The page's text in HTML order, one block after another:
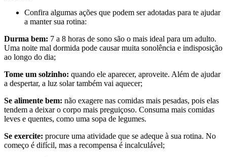
Confira algumas ações que podem ser adotadas para te ajudar
a manter sua rotina:
Durma bem: 7 a 8 horas de sono são o mais ideal para um adulto.
Uma noite mal dormida pode causar muita sonolência e indisposição
ao longo do dia;
Tome um solzinho: quando ele aparecer, aproveite. Além de ajudar
a despertar, a luz solar também vai aquecer;
Se alimente bem: não exagere nas comidas mais pesadas, pois elas
tendem a deixar o corpo mais preguiçoso. Consuma mais comidas
leves e quentes, como uma sopa de legumes.
Se exercite: procure uma atividade que se adeque à sua rotina. No
começo é difícil, mas a recompensa é incalculável;